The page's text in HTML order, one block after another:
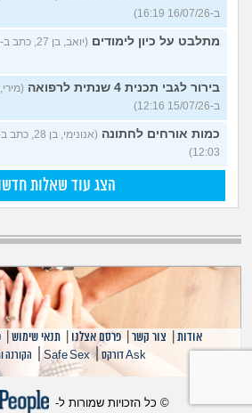
ב-16/07/26 16:19)
מתלבט על כיון לימודים (יואב, בן 27, כתב ב-16/07/26 16:10)
בירור לגבי תכנית 4 שנתית לרפואה
ב-15/07/26 12:16)
כמות אורחים לחתונה
12:03)
הצג עוד שאלות
אודות צור קשר |פרסם אצלנו |תנאי שימוש |
Ask דורקס |
Safe Sex
| הקורנה
© כל הזכויות שמורות ל-